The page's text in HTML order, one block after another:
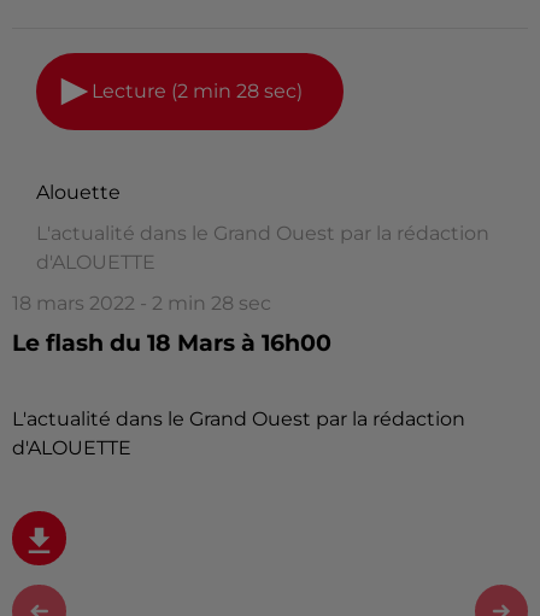
Lecture (2 min 28 sec)
Alouette
L'actualité dans le Grand Ouest par la rédaction
d'ALOUETTE
18 mars 2022 - 2 min 28 sec
Le flash du 18 Mars à 16h00
L'actualité dans le Grand Ouest par la rédaction
d'ALOUETTE